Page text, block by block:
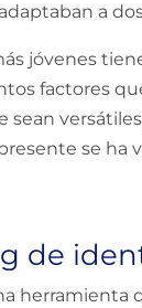
a
jóvenes
factores
se ha
de
herramienta